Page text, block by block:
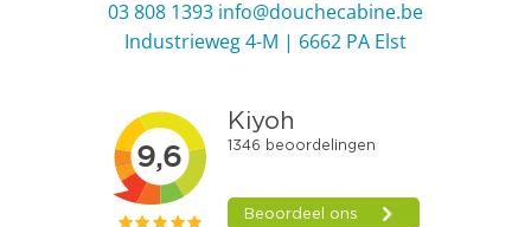
03 808 1393 info@douchecabine.be
Industrieweg 4-M | 6662 PA Elst